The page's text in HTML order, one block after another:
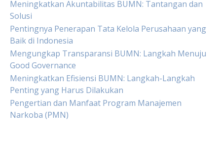
Meningkatkan Akuntabilitas BUMN: Tantangan dan
Solusi
Pentingnya Penerapan Tata Kelola Perusahaan yang
Baik di Indonesia
Mengungkap Transparansi BUMN: Langkah Menuju
Good Governance
Meningkatkan Efisiensi BUMN: Langkah-Langkah
Penting yang Harus Dilakukan
Pengertian dan Manfaat Program Manajemen
Narkoba (PMN)